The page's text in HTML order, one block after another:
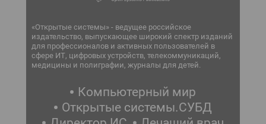
«Открытые системы» - ведущее российское
издательство, выпускающее широкий спектр изданий
для профессионалов и активных пользователей в
сфере ИТ, цифровых устройств, телекоммуникаций,
медицины и полиграфии, журналы для детей.
Компьютерный мир
Открытые системы.СУБД